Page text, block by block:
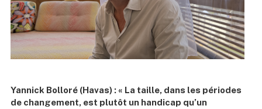
Yannick Bolloré (Havas) : « La taille, dans les périodes
de changement, est plutôt un handicap qu’un